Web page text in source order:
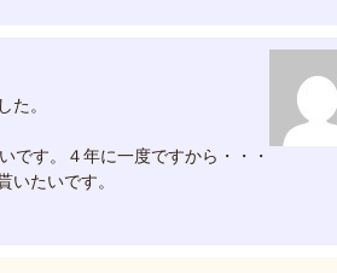
た。
です。４年に一度ですから・・・
いたいです。